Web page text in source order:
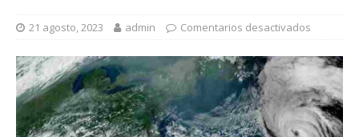
21 agosto, 2023 admin Comentarios desactivados